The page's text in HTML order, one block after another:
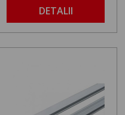
DETALII